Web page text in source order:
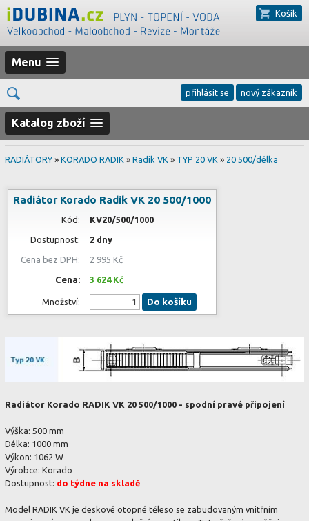
Košík
Menu
přihlásit se nový zákazník
Katalog zboží
RADIÁTORY » KORADO RADIK » Radik VK » TYP 20 VK » 20 500/délka
Radiátor Korado Radik VK 20 500/1000
Kód: KV20/500/1000
Dostupnost: 2 dny
Cena bez DPH: 2 995 Kč
Cena: 3 624 Kč
Množství: Do košíku
Radiátor Korado RADIK VK 20 500/1000 - spodní pravé připojení
Výška: 500 mm
Délka: 1000 mm
Výkon: 1062 W
Výrobce: Korado
Dostupnost: do týdne na skladě
Model RADIK VK je deskové otopné těleso se zabudovaným vnitřním